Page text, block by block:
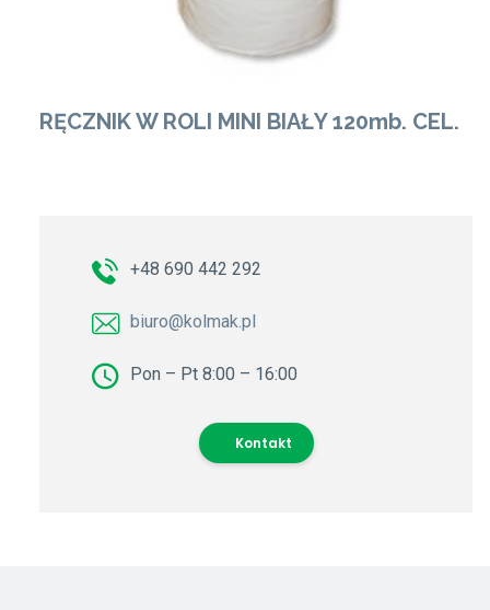
RĘCZNIK W ROLI MINI BIAŁY 120mb. CEL.
+48 690 442 292
biuro@kolmak.pl
Pon – Pt 8:00 – 16:00
Kontakt